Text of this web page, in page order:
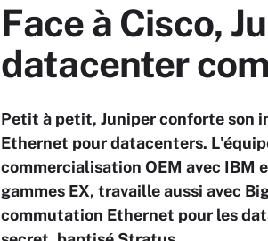
Face à Cisco,
datacenter
Petit à petit, Juniper conforte son
Ethernet pour datacenters.
commercialisation OEM avec IBM
gammes EX, travaille aussi avec
commutation Ethernet pour les